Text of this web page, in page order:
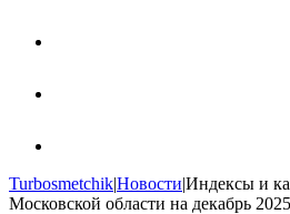
Turbosmetchik|Новости|Индексы и
Московской области на декабрь